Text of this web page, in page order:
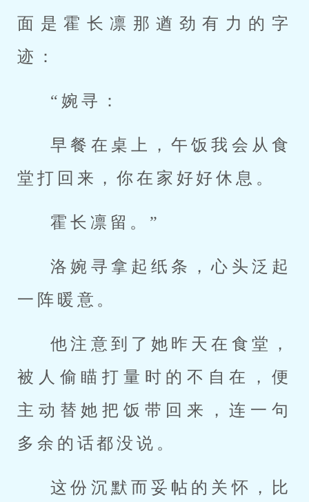
面是霍长凛那遒劲有力的字
迹：
“婉寻：
早餐在桌上，午饭我会从食
堂打回来，你在家好好休息。
霍长凛留。”
洛婉寻拿起纸条，心头泛起
一阵暖意。
他注意到了她昨天在食堂，
被人偷瞄打量时的不自在，便
主动替她把饭带回来，连一句
多余的话都没说。
这份沉默而妥帖的关怀，比